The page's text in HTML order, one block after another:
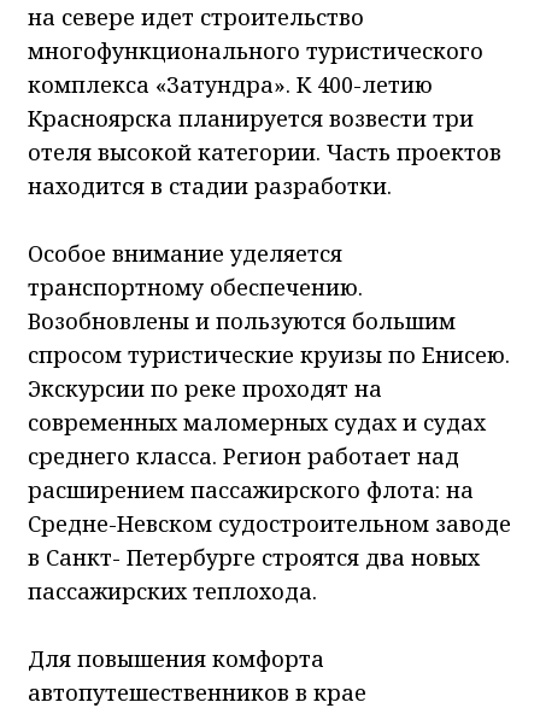
на севере идет строительство
многофункционального туристического
комплекса «Затундра». К 400-летию
Красноярска планируется возвести три
отеля высокой категории. Часть проектов
находится в стадии разработки.
Особое внимание уделяется
транспортному обеспечению.
Возобновлены и пользуются большим
спросом туристические круизы по Енисею.
Экскурсии по реке проходят на
современных маломерных судах и судах
среднего класса. Регион работает над
расширением пассажирского флота: на
Средне-Невском судостроительном заводе
в Санкт- Петербурге строятся два новых
пассажирских теплохода.
Для повышения комфорта
автопутешественников в крае